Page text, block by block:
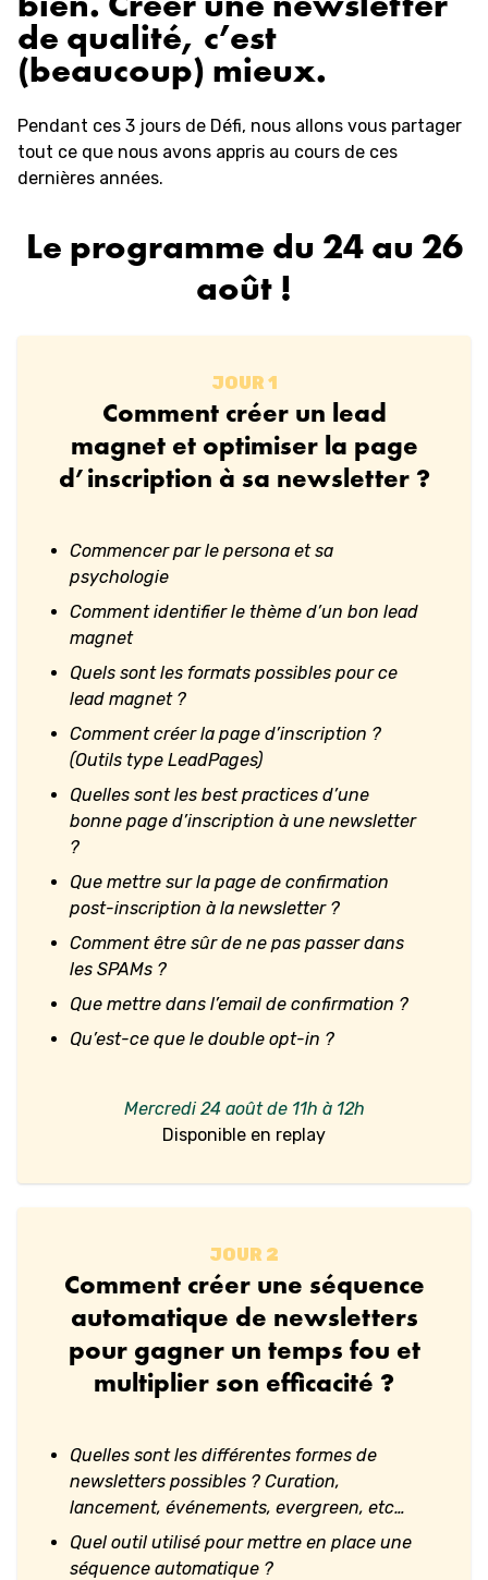
de qualité, c’est
(beaucoup) mieux.
Pendant ces 3 jours de Défi, nous allons vous partager
tout ce que nous avons appris au cours de ces
dernières années.
Le programme du 24 au 26
août !
JOUR 1
Comment créer un lead
magnet et optimiser la page
d’inscription à sa newsletter ?
Commencer par le persona et sa
psychologie
Comment identifier le thème d’un bon lead
magnet
Quels sont les formats possibles pour ce
lead magnet ?
Comment créer la page d’inscription ?
(Outils type LeadPages)
Quelles sont les best practices d’une
bonne page d’inscription à une newsletter
?
Que mettre sur la page de confirmation
post-inscription à la newsletter ?
Comment être sûr de ne pas passer dans
les SPAMs ?
Que mettre dans l’email de confirmation ?
Qu’est-ce que le double opt-in ?
Mercredi 24 août de 11h à 12h
Disponible en replay
JOUR 2
Comment créer une séquence
automatique de newsletters
pour gagner un temps fou et
multiplier son efficacité ?
Quelles sont les différentes formes de
newsletters possibles ? Curation,
lancement, événements, evergreen, etc…
Quel outil utilisé pour mettre en place une
séquence automatique ?